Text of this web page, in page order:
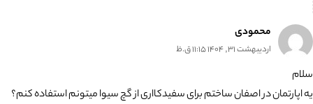
محمودی
اردیبهشت 31, 1404 11:15 ق.ظ
سلام
یه اپارتمان در اصفان ساختم برای سفیدکااری از گچ سیوا میتونم استفاده کنم؟